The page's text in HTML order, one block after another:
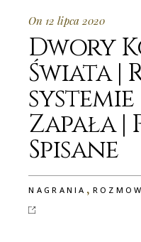
On 12 lipca 2020
Dwory
Świata |
systemie
Zapała |
Spisane
NAGRANIA ,